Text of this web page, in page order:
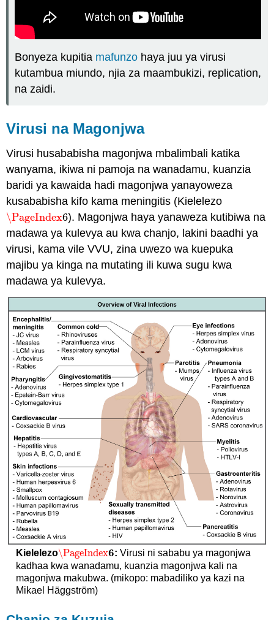
Bonyeza kupitia mafunzo haya juu ya virusi
kutambua miundo, njia za maambukizi, replication,
na zaidi.
Virusi na Magonjwa
Virusi husababisha magonjwa mbalimbali katika
wanyama, ikiwa ni pamoja na wanadamu, kuanzia
baridi ya kawaida hadi magonjwa yanayoweza
kusababisha kifo kama meningitis (Kielelezo
\PageIndex6
\PageIndex6). Magonjwa haya yanaweza kutibiwa na
madawa ya kulevya au kwa chanjo, lakini baadhi ya
virusi, kama vile VVU, zina uwezo wa kuepuka
majibu ya kinga na mutating ili kuwa sugu kwa
madawa ya kulevya.
Kielelezo\PageIndex6
\PageIndex6: Virusi ni sababu ya magonjwa
kadhaa kwa wanadamu, kuanzia magonjwa kali na
magonjwa makubwa. (mikopo: mabadiliko ya kazi na
Mikael Häggström)